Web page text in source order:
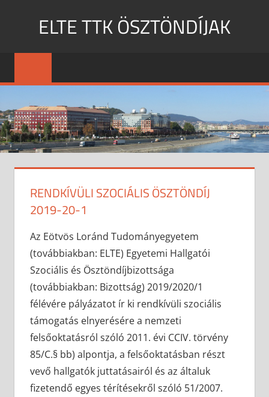
ELTE TTK ÖSZTÖNDÍJAK
RENDKÍVÜLI SZOCIÁLIS ÖSZTÖNDÍJ
2019-20-1
Az Eötvös Loránd Tudományegyetem
(továbbiakban: ELTE) Egyetemi Hallgatói
Szociális és Ösztöndíjbizottsága
(továbbiakban: Bizottság) 2019/2020/1
félévére pályázatot ír ki rendkívüli szociális
támogatás elnyerésére a nemzeti
felsőoktatásról szóló 2011. évi CCIV. törvény
85/C.§ bb) alpontja, a felsőoktatásban részt
vevő hallgatók juttatásairól és az általuk
fizetendő egyes térítésekről szóló 51/2007.